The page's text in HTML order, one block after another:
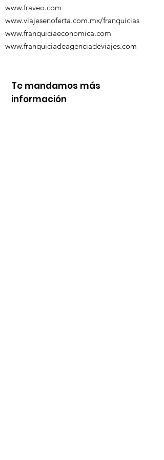
www.fraveo.com
www.viajesenoferta.com.mx/franquicias
www.franquiciaeconomica.com
www.franquiciadeagenciadeviajes.com
Te mandamos más
información